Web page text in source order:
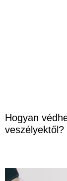
Hogyan
veszélyektől?